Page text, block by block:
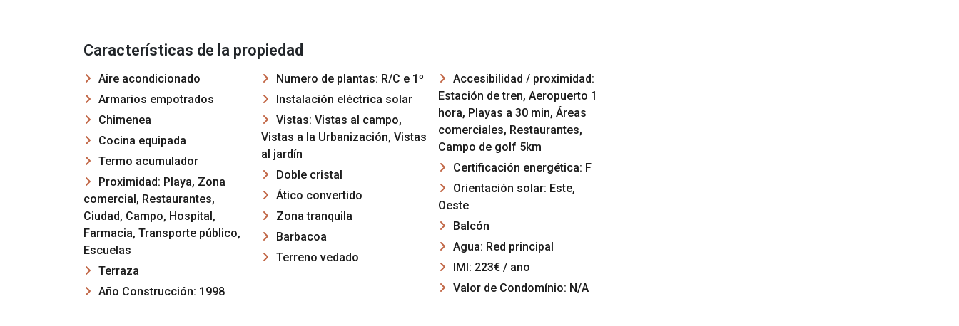
Características de la propiedad
Aire acondicionado
Armarios empotrados
Chimenea
Cocina equipada
Termo acumulador
Proximidad: Playa, Zona
comercial, Restaurantes,
Ciudad, Campo, Hospital,
Farmacia, Transporte público,
Escuelas
Terraza
Año Construcción: 1998
Numero de plantas: R/C e 1º
Instalación eléctrica solar
Vistas: Vistas al campo,
Vistas a la Urbanización, Vistas
al jardín
Doble cristal
Ático convertido
Zona tranquila
Barbacoa
Terreno vedado
Accesibilidad / proximidad:
Estación de tren, Aeropuerto 1
hora, Playas a 30 min, Áreas
comerciales, Restaurantes,
Campo de golf 5km
Certificación energética: F
Orientación solar: Este,
Oeste
Balcón
Agua: Red principal
IMI: 223€ / ano
Valor de Condomínio: N/A